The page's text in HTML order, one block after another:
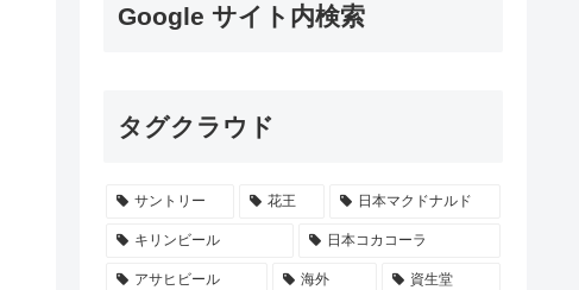
Google サイト内検索
タグクラウド
サントリー 花王 日本マクドナルド
キリンビール 日本コカコーラ
アサヒビール 海外 資生堂